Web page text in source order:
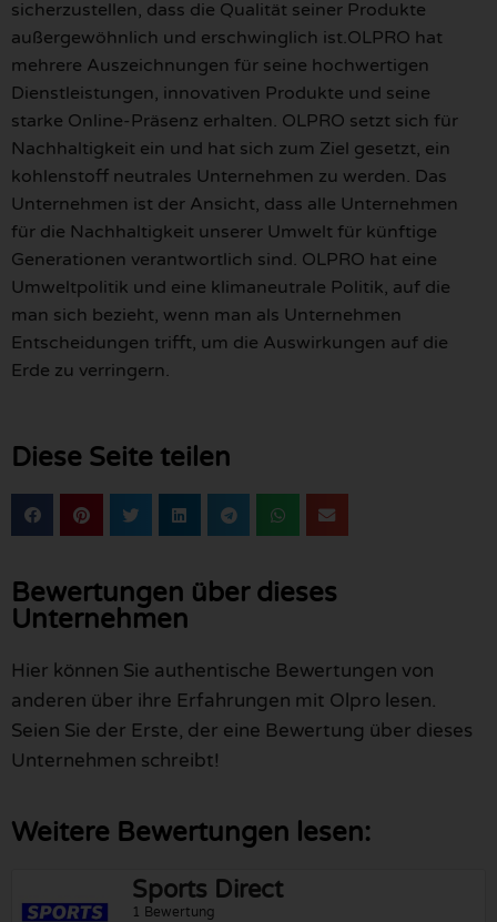
sicherzustellen, dass die Qualität seiner Produkte
außergewöhnlich und erschwinglich ist.OLPRO hat
mehrere Auszeichnungen für seine hochwertigen
Dienstleistungen, innovativen Produkte und seine
starke Online-Präsenz erhalten. OLPRO setzt sich für
Nachhaltigkeit ein und hat sich zum Ziel gesetzt, ein
kohlenstoff neutrales Unternehmen zu werden. Das
Unternehmen ist der Ansicht, dass alle Unternehmen
für die Nachhaltigkeit unserer Umwelt für künftige
Generationen verantwortlich sind. OLPRO hat eine
Umweltpolitik und eine klimaneutrale Politik, auf die
man sich bezieht, wenn man als Unternehmen
Entscheidungen trifft, um die Auswirkungen auf die
Erde zu verringern.
Diese Seite teilen
Bewertungen über dieses
Unternehmen
Hier können Sie authentische Bewertungen von
anderen über ihre Erfahrungen mit Olpro lesen.
Seien Sie der Erste, der eine Bewertung über dieses
Unternehmen schreibt!
Weitere Bewertungen lesen:
Sports Direct
1 Bewertung